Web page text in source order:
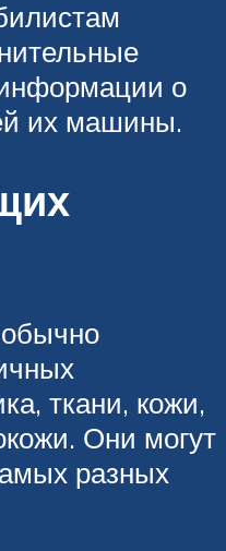
о
их машины.
ткани, кожи,
Они могут
разных